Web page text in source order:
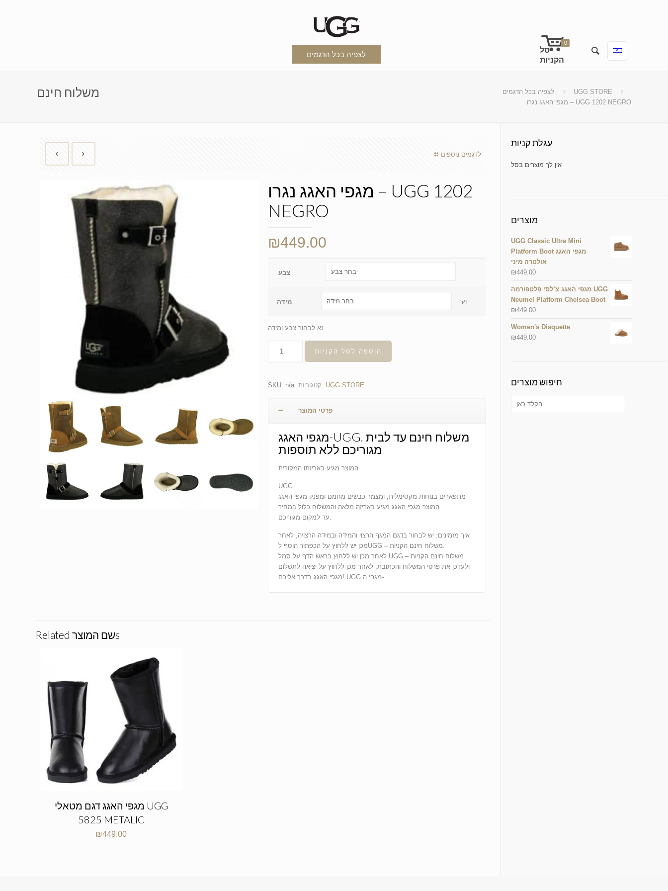
לצפיה בכל הדגמים
0
משלוח חינם לצפיה בכל הדגמים
UGG STORE
מגפי האגג נגרו – UGG 1202 NEGRO
לדגמים נוספים
מגפי האגג נגרו – UGG 1202
NEGRO
₪449.00
צבע
מידה נקה
נא לבחור צבע ומידה
הוספה לסל הקניות
SKU: n/a. קטגוריות: UGG STORE.
פרטי המוצר
מגפי האגג-UGG. משלוח חינם עד לבית
מגוריכם ללא תוספות
המוצר מגיע באריזתו המקורית.
UGG
מתפארים בנוחות מקסימלית, ומצמר כבשים מחמם ומפנק מגפי האגג
המוצר מגפי האגג מגיע באריזה מלאה והמשלוח כלול במחיר
עד למקום מגוריכם.
איך מזמינים: יש לבחור בדגם המגף הרצוי והמידה ובמידה הרצויה, לאחר
מכן יש ללחוץ על הכפתור הוסף לUGG – משלוח חינם הקניות.
לאחר מכן יש ללחוץ בראש הדף על סמל UGG – משלוח חינם הקניות
ולעדכן את פרטי המשלוח והכתובת, לאחר מכן ללחוץ על יציאה לתשלום
מגפי האגג בדרך אליכם! UGG מגפי ה-
Related שם המוצרs
מגפי האגג דגם מטאלי UGG
5825 METALIC
₪449.00
עגלת קניות
מוצרים
UGG Classic Ultra Mini
Platform Boot מגפי האגג
אולטרה מיני
₪449.00
מגפי האגג צ’לסי פלטפורמה UGG
Neumel Platform Chelsea Boot
₪449.00
Women's Disquette
₪449.00
חיפוש מוצרים